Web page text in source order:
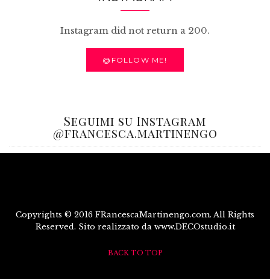
Instagram did not return a 200.
@FOLLOW ME!
Seguimi su Instagram
@francesca.martinengo
Copyrights © 2016 FRancescaMartinengo.com. All Rights
Reserved. Sito realizzato da www.DECOstudio.it
BACK TO TOP